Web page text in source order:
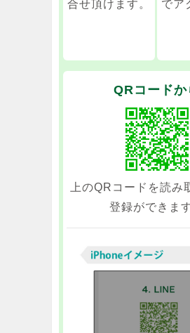
合せ頂けます。
でア
QRコードか
上のQRコードを読み
登録ができます